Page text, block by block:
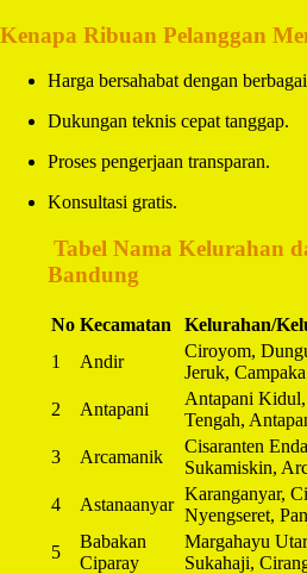
Kenapa Ribuan Pelanggan
Harga bersahabat dengan
Dukungan teknis cepat tanggap.
Proses pengerjaan transparan.
Konsultasi gratis.
Tabel Nama Kelurahan
Bandung
No Kecamatan
Kelurahan/
1
Andir
Ciroyom,
Jeruk, Campaka
2
Antapani
Antapani
Tengah,
3
Arcamanik
Cisaranten
Sukamiskin,
4
Astanaanyar
Karanganyar,
Nyengseret,
5
Babakan
Ciparay
Margahayu
Sukahaji,